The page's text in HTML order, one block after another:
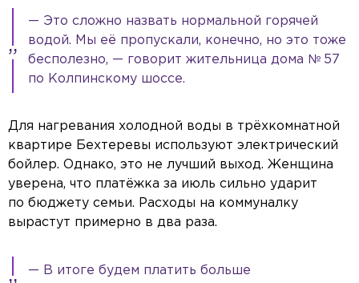
— Это сложно назвать нормальной горячей
водой. Мы её пропускали, конечно, но это тоже
бесполезно, — говорит жительница дома № 57
по Колпинскому шоссе.
Для нагревания холодной воды в трёхкомнатной
квартире Бехтеревы используют электрический
бойлер. Однако, это не лучший выход. Женщина
уверена, что платёжка за июль сильно ударит
по бюджету семьи. Расходы на коммуналку
вырастут примерно в два раза.
— В итоге будем платить больше